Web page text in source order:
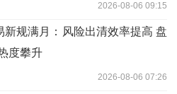
2026-08-06 09:15
新规满月：风险出清效率提高 盘
度攀升
2026-08-06 07:26